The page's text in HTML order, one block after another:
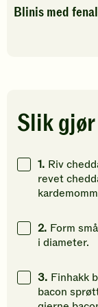
oppskriften
Klikk
for
gi
din
vurdering.
Blinis med
Slik
1. Riv
revet
2. Form
i diameter.
3. Finhakk
bacon